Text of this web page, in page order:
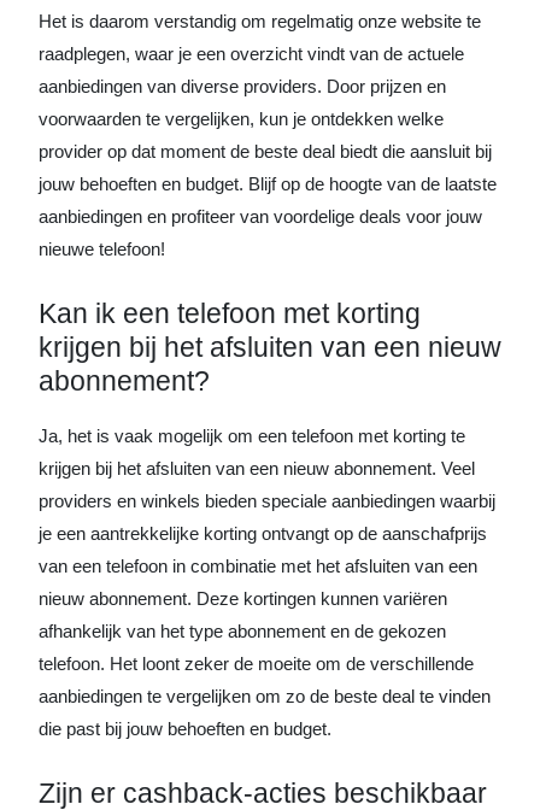
Het is daarom verstandig om regelmatig onze website te
raadplegen, waar je een overzicht vindt van de actuele
aanbiedingen van diverse providers. Door prijzen en
voorwaarden te vergelijken, kun je ontdekken welke
provider op dat moment de beste deal biedt die aansluit bij
jouw behoeften en budget. Blijf op de hoogte van de laatste
aanbiedingen en profiteer van voordelige deals voor jouw
nieuwe telefoon!
Kan ik een telefoon met korting
krijgen bij het afsluiten van een nieuw
abonnement?
Ja, het is vaak mogelijk om een telefoon met korting te
krijgen bij het afsluiten van een nieuw abonnement. Veel
providers en winkels bieden speciale aanbiedingen waarbij
je een aantrekkelijke korting ontvangt op de aanschafprijs
van een telefoon in combinatie met het afsluiten van een
nieuw abonnement. Deze kortingen kunnen variëren
afhankelijk van het type abonnement en de gekozen
telefoon. Het loont zeker de moeite om de verschillende
aanbiedingen te vergelijken om zo de beste deal te vinden
die past bij jouw behoeften en budget.
Zijn er cashback-acties beschikbaar